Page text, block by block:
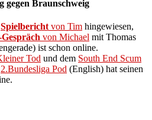
gegen Braunschweig
Spielbericht von Tim hingewiesen,
von Michael mit Thomas
ist schon online.
Tod und dem South End Scum
2.Bundesliga Pod (English) hat seinen